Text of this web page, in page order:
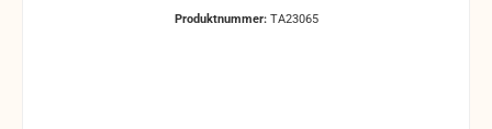
Produktnummer: TA23065